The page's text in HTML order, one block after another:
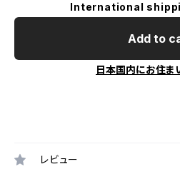
International
Add to
日本国内にお住ま
レビュー